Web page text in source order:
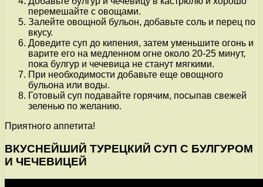
перемешайте с овощами.
Залейте овощной бульон, добавьте соль и перец по
вкусу.
Доведите суп до кипения, затем уменьшите огонь и
варите его на медленном огне около 20-25 минут,
пока булгур и чечевица не станут мягкими.
При необходимости добавьте еще овощного
бульона или воды.
Готовый суп подавайте горячим, посыпав свежей
зеленью по желанию.
Приятного аппетита!
ВКУСНЕЙШИЙ ТУРЕЦКИЙ СУП С БУЛГУРОМ
И ЧЕЧЕВИЦЕЙ